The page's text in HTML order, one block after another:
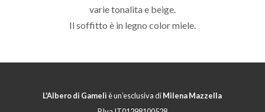
varie tonalita e beige.
Il soffitto è in legno color miele.
L'Albero di Gamelìè un’esclusiva diMilena Mazzella